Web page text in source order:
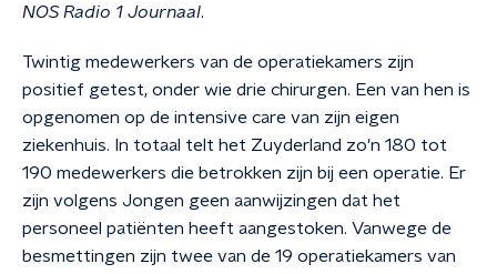
NOS Radio 1 Journaal.
Twintig medewerkers van de operatiekamers zijn
positief getest, onder wie drie chirurgen. Een van hen is
opgenomen op de intensive care van zijn eigen
ziekenhuis. In totaal telt het Zuyderland zo'n 180 tot
190 medewerkers die betrokken zijn bij een operatie. Er
zijn volgens Jongen geen aanwijzingen dat het
personeel patiënten heeft aangestoken. Vanwege de
besmettingen zijn twee van de 19 operatiekamers van